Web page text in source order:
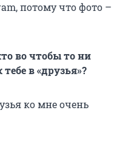
потому что фото –
во чтобы то ни
в «друзья»?
ко мне очень